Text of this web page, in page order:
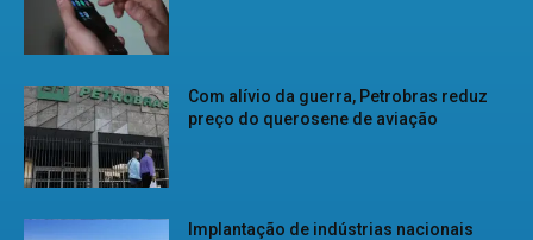
Com alívio da guerra, Petrobras reduz
preço do querosene de aviação
Implantação de indústrias nacionais